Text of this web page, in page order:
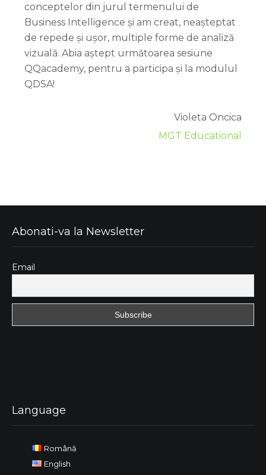
conceptelor din jurul termenului de
Business Intelligence și am creat, neașteptat
de repede și ușor, multiple forme de analiză
vizuală. Abia aștept următoarea sesiune
QQacademy, pentru a participa și la modulul
QDSA!
Violeta Oncica
MGT Educational
Abonati-va la Newsletter
Email
Language
Română
English